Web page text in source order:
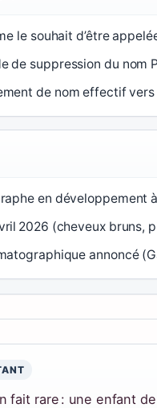
le souhait d’être
de suppression du nom
de nom effectif
en développement
2026 (cheveux bruns,
annoncé
fait rare : une enfant